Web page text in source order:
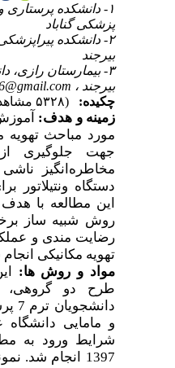
۱- دانشکده پرستاری و
پزشکی گناباد
۲- دانشکده
بیرجند
۳- بیمارستان رازی،
بیرجند ،
چکیده:
زمینه و هدف:آموزش
مورد مباحث تهویه
جهت جلوگیری از
مخاطره‌انگیز ناشی
دستگاه ونتیلاتور
این مطالعه با هدف
روش شبیه ساز
رضایت مندی و
تهویه مکانیکی انجام
مواد و روش ها:این
و مامایی دانشگاه
شرایط ورود به
1397 انجام شد.